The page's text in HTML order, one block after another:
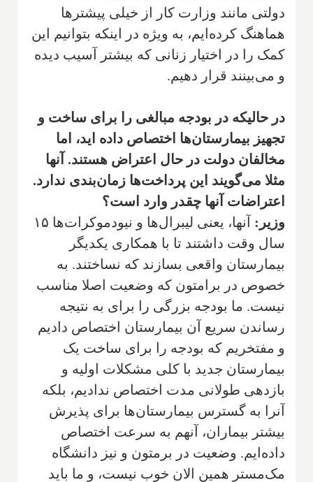
دولتی مانند وزارت کار از خیلی پیشترها
هماهنگ کرده‌ایم، به ویژه در اینکه بتوانیم این
کمک را در اختیار زنانی که بیشتر آسیب دیده
و می‌بینند قرار دهیم.
در حالیکه در بودجه مبالغی را برای ساخت و
تجهیز بیمارستان‌ها اختصاص داده اید، اما
مخالفان دولت در حال اعتراض هستند. آنها
مثلا می‌گویند این پرداخت‌ها زمان‌بندی ندارد.
اعتراضات آنها چقدر وارد است؟
وزیر:
آنها، یعنی لیبرال‌ها و نیودموکرات‌ها ۱۵
سال وقت داشتند تا با همکاری یکدیگر
بیمارستان واقعی بسازند که نساختند. به
خصوص در برامتون که وضعیت اصلا مناسب
نیست. ما بودجه بزرگی را برای به نتیجه
رساندن سریع آن بیمارستان اختصاص دادیم
و مفتخریم که بودجه را برای ساخت یک
بیمارستان جدید با کلی مشکلات اولیه و
بازدهی طولانی مدت اختصاص ندادیم، بلکه
آنرا به گسترس بیمارستان‌ها برای پذیرش
بیشتر بیماران، آنهم به سرعت اختصاص
داده‌ایم. وضعیت در برمتون و نیز دانشگاه
مک‌مستر همین الان خوب نیست، و ما باید